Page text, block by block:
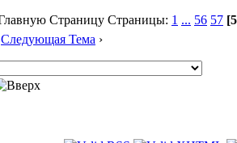
Страницы: 1 ... 56 57
Следующая Тема ›